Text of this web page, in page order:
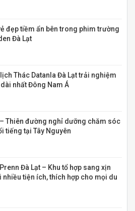
đẹp tiềm ẩn bên trong phim trường
Đà Lạt
Thác Datanla Đà Lạt trải nghiệm
nhất Đông Nam Á
Thiên đường nghỉ dưỡng chăm sóc
tiếng tại Tây Nguyên
Đà Lạt – Khu tổ hợp sang xịn
nhiều tiện ích, thích hợp cho mọi du